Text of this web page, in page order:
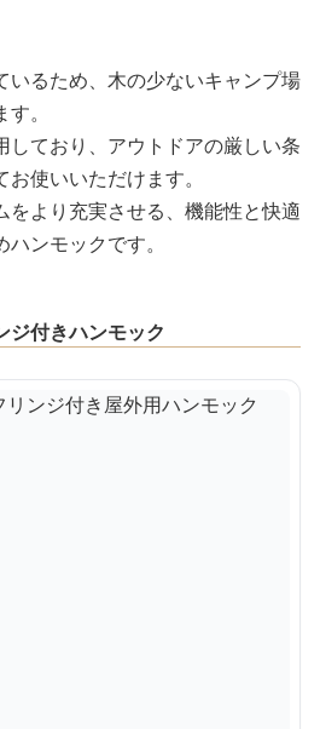
いるため、木の少ないキャンプ場
。
しており、アウトドアの厳しい条
使いいただけます。
をより充実させる、機能性と快適
ンモックです。
ジ付きハンモック